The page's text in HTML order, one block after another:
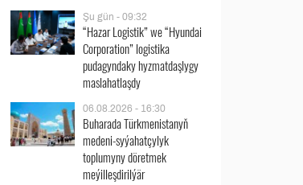
Şu gün - 09:32
“Hazar Logistik” we “Hyundai
Corporation” logistika
pudagyndaky hyzmatdaşlygy
maslahatlaşdy
06.08.2026 - 16:30
Buharada Türkmenistanyň
medeni-syýahatçylyk
toplumyny döretmek
meýilleşdirilýär